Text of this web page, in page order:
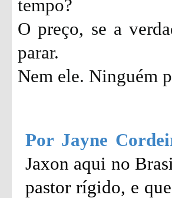
tempo?
O preço, se a
parar.
Nem ele. Ninguém
Por Jayne
Jaxon aqui no
pastor rígido, e